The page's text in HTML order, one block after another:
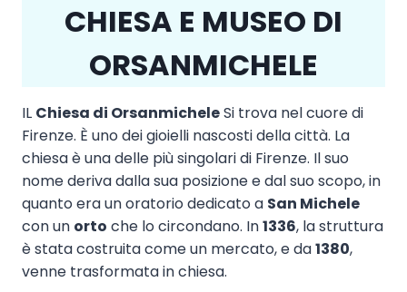
CHIESA E MUSEO DI
ORSANMICHELE
IL Chiesa di OrsanmicheleSi trova nel cuore di
Firenze. È uno dei gioielli nascosti della città. La
chiesa è una delle più singolari di Firenze. Il suo
nome deriva dalla sua posizione e dal suo scopo, in
quanto era un oratorio dedicato a San Michele
con un orto che lo circondano. In1336, la struttura
è stata costruita come un mercato, e da1380,
venne trasformata in chiesa.